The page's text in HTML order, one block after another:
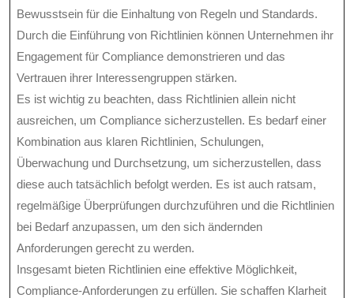
Bewusstsein für die Einhaltung von Regeln und Standards.
Durch die Einführung von Richtlinien können Unternehmen ihr
Engagement für Compliance demonstrieren und das
Vertrauen ihrer Interessengruppen stärken.
Es ist wichtig zu beachten, dass Richtlinien allein nicht
ausreichen, um Compliance sicherzustellen. Es bedarf einer
Kombination aus klaren Richtlinien, Schulungen,
Überwachung und Durchsetzung, um sicherzustellen, dass
diese auch tatsächlich befolgt werden. Es ist auch ratsam,
regelmäßige Überprüfungen durchzuführen und die Richtlinien
bei Bedarf anzupassen, um den sich ändernden
Anforderungen gerecht zu werden.
Insgesamt bieten Richtlinien eine effektive Möglichkeit,
Compliance-Anforderungen zu erfüllen. Sie schaffen Klarheit